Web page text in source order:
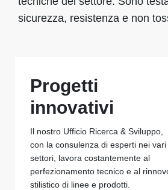
sicurezza, resistenza e non
Progetti
innovativi
Il nostro Ufficio Ricerca & Sviluppo,
con la consulenza di esperti nei vari
settori, lavora costantemente al
perfezionamento tecnico e al
stilistico di linee e prodotti.